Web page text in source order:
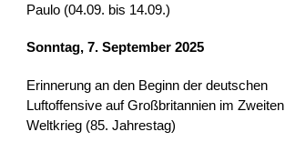
Paulo (04.09. bis 14.09.)
Sonntag, 7. September 2025
Erinnerung an den Beginn der deutschen
Luftoffensive auf Großbritannien im Zweiten
Weltkrieg (85. Jahrestag)